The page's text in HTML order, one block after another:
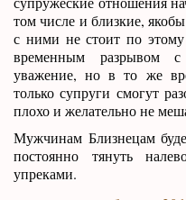
том числе и близкие,
с ними не стоит по
временным разрывом
уважение, но в то же
только супруги смогут
плохо и желательно не
Мужчинам Близнецам
постоянно тянуть
упреками.